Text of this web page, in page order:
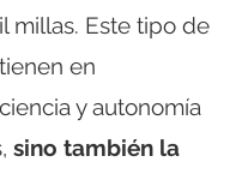
millas. Este tipo de
en
y autonomía
sino también la